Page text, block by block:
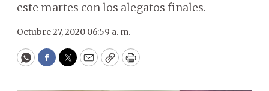
este martes con los alegatos finales.
Octubre 27, 2020 06:59 a. m.
WhatsApp
Facebook
Twitter
EmailCopyPrint